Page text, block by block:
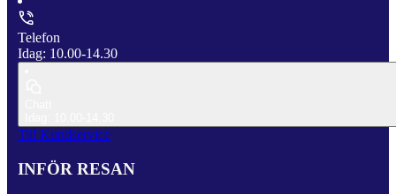
Telefon
Idag: 10.00-14.30
Till Kundservice
INFÖR RESAN